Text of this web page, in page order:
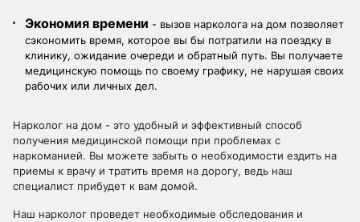
Экономия времени - вызов нарколога на дом позволяет
сэкономить время, которое вы бы потратили на поездку в
клинику, ожидание очереди и обратный путь. Вы получаете
медицинскую помощь по своему графику, не нарушая своих
рабочих или личных дел.
Нарколог на дом - это удобный и эффективный способ
получения медицинской помощи при проблемах с
наркоманией. Вы можете забыть о необходимости ездить на
приемы к врачу и тратить время на дорогу, ведь наш
специалист прибудет к вам домой.
Наш нарколог проведет необходимые обследования и